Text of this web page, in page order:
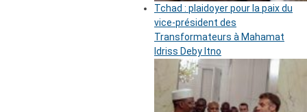
Tchad : plaidoyer pour la paix du
vice-président des
Transformateurs à Mahamat
Idriss Deby Itno